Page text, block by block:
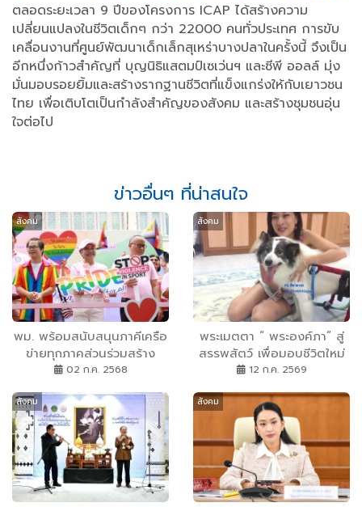
ตลอดระยะเวลา 9 ปีของโครงการ ICAP ได้สร้างความ
เปลี่ยนแปลงในชีวิตเด็กๆ กว่า 22000 คนทั่วประเทศ การขับ
เคลื่อนงานที่ศูนย์พัฒนาเด็กเล็กสุเหร่าบางปลาในครั้งนี้ จึงเป็น
อีกหนึ่งก้าวสำคัญที่ บุญนิธิแสตมป์เซเว่นฯ และซีพี ออลล์ มุ่ง
มั่นมอบรอยยิ้มและสร้างรากฐานชีวิตที่แข็งแกร่งให้กับเยาวชน
ไทย เพื่อเติบโตเป็นกำลังสำคัญของสังคม และสร้างชุมชนอุ่น
ใจต่อไป
ข่าวอื่นๆ ที่น่าสนใจ
สังคม
พม. พร้อมสนับสนุนภาคีเครือ
ข่ายทุกภาคส่วนร่วมสร้าง
สังคมแห่งความเท่าเทียม
หลัก Pride for All : ทุกเพศ
ทุกคนเท่าเทียมกัน
02 ก.ค. 2568
สังคม
พระเมตตา “ พระองค์ภา” สู่
สรรพสัตว์ เพื่อมอบชีวิตใหม่
และช่วยเหลืออย่างเป็นระบบ
12 ก.ค. 2569
สังคม สังคม